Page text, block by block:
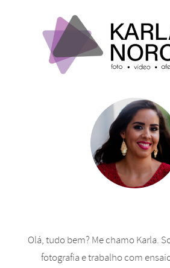
Olá, tudo bem? Me chamo Karla.
fotografia e trabalho com